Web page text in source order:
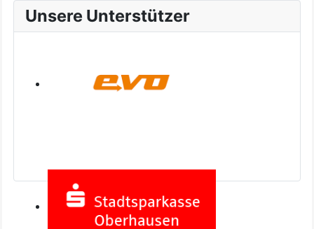
Unsere Unterstützer